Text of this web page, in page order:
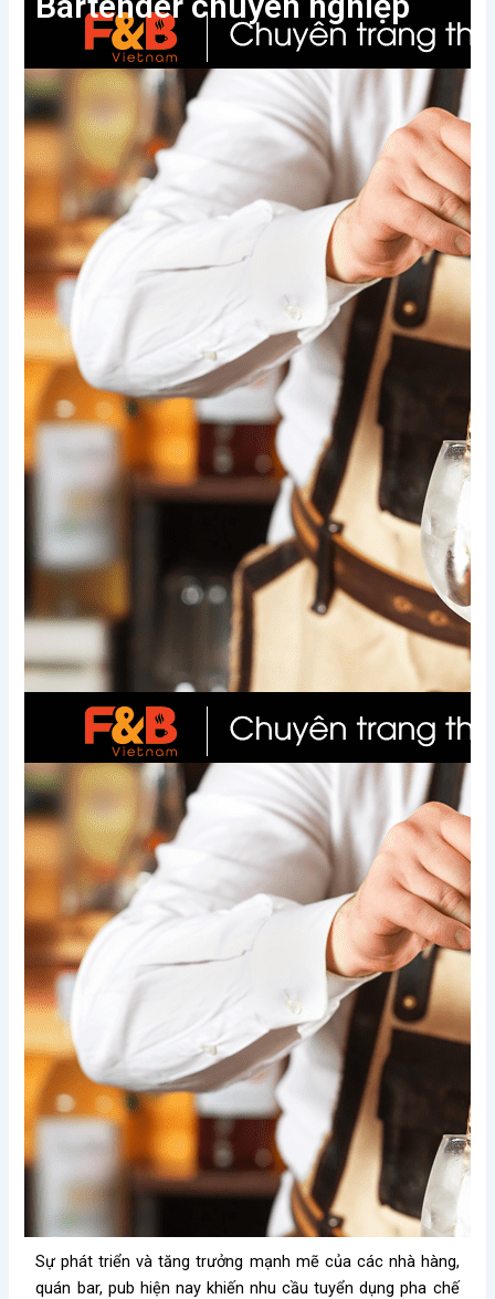
Sự phát triển và tăng trưởng mạnh mẽ của các nhà hàng,
quán bar, pub hiện nay khiến nhu cầu tuyển dụng pha chế